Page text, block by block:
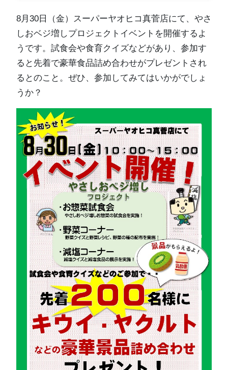
8月30日（金）スーパーヤオヒコ真菅店にて、やさ
しおベジ増しプロジェクトイベントを開催するよ
うです。試食会や食育クイズなどがあり、参加す
ると先着で豪華食品詰め合わせがプレゼントされ
るとのこと。ぜひ、参加してみてはいかがでしょ
うか？